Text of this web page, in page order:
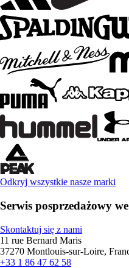
Odkryj wszystkie nasze marki
Serwis posprzedażowy
Skontaktuj się z nami
11 rue Bernard Maris
37270 Montlouis-sur-Loire,
+33 1 86 47 62 58